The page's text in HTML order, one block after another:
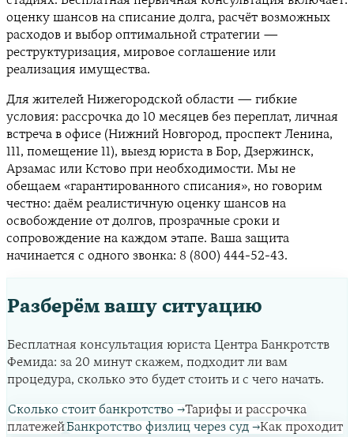
оценку шансов на списание долга, расчёт возможных
расходов и выбор оптимальной стратегии —
реструктуризация, мировое соглашение или
реализация имущества.
Для жителей Нижегородской области — гибкие
условия: рассрочка до 10 месяцев без переплат, личная
встреча в офисе (Нижний Новгород, проспект Ленина,
111, помещение 11), выезд юриста в Бор, Дзержинск,
Арзамас или Кстово при необходимости. Мы не
обещаем «гарантированного списания», но говорим
честно: даём реалистичную оценку шансов на
освобождение от долгов, прозрачные сроки и
сопровождение на каждом этапе. Ваша защита
начинается с одного звонка: 8 (800) 444-52-43.
Разберём вашу ситуацию
Бесплатная консультация юриста Центра Банкротств
Фемида: за 20 минут скажем, подходит ли вам
процедура, сколько это будет стоить и с чего начать.
Сколько стоит банкротство →Тарифы и рассрочка
платежейБанкротство физлиц через суд →Как проходит